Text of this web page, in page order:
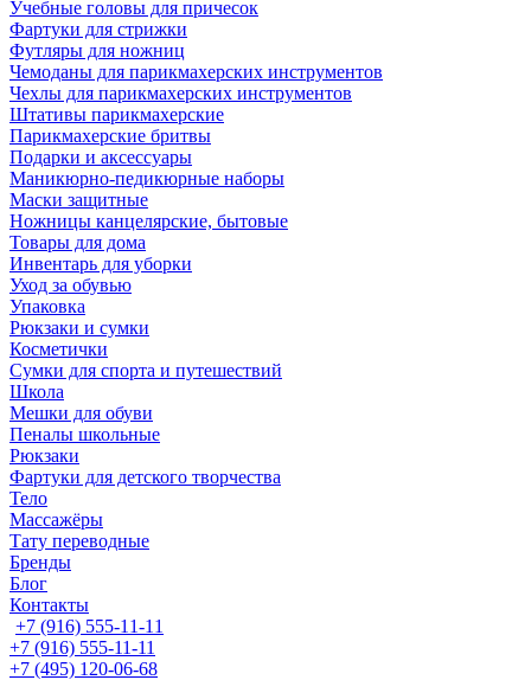
Учебные головы для причесок
Фартуки для стрижки
Футляры для ножниц
Чемоданы для парикмахерских инструментов
Чехлы для парикмахерских инструментов
Штативы парикмахерские
Парикмахерские бритвы
Подарки и аксессуары
Маникюрно-педикюрные наборы
Маски защитные
Ножницы канцелярские, бытовые
Товары для дома
Инвентарь для уборки
Уход за обувью
Упаковка
Рюкзаки и сумки
Косметички
Сумки для спорта и путешествий
Школа
Мешки для обуви
Пеналы школьные
Рюкзаки
Фартуки для детского творчества
Тело
Массажёры
Тату переводные
Бренды
Блог
Контакты
+7 (916) 555-11-11
+7 (916) 555-11-11
+7 (495) 120-06-68